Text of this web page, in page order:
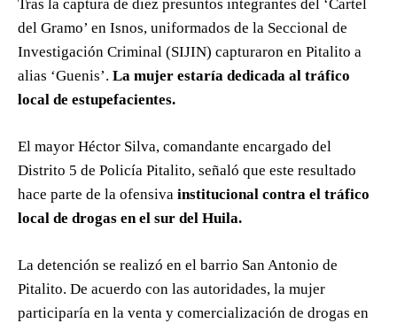
Tras la captura de diez presuntos integrantes del ‘Cartel
del Gramo’ en Isnos, uniformados de la Seccional de
Investigación Criminal (SIJIN) capturaron en Pitalito a
alias ‘Guenis’. La mujer estaría dedicada al tráfico
local de estupefacientes.
El mayor Héctor Silva, comandante encargado del
Distrito 5 de Policía Pitalito, señaló que este resultado
hace parte de la ofensiva institucional contra el tráfico
local de drogas en el sur del Huila.
La detención se realizó en el barrio San Antonio de
Pitalito. De acuerdo con las autoridades, la mujer
participaría en la venta y comercialización de drogas en